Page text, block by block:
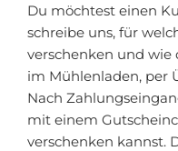
Du möchtest einen
schreibe uns, für
verschenken und wie
im Mühlenladen, per
Nach
mit einem
verschenken kannst.